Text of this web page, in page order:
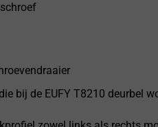
bij de EUFY T8210 deurbel